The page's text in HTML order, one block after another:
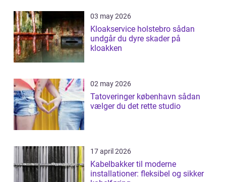
03 may 2026
Kloakservice holstebro sådan
undgår du dyre skader på
kloakken
02 may 2026
Tatoveringer københavn sådan
vælger du det rette studio
17 april 2026
Kabelbakker til moderne
installationer: fleksibel og sikker